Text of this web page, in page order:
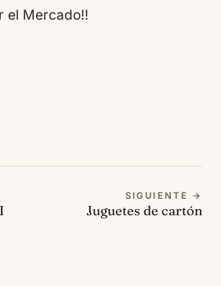
el Mercado!!
SIGUIENTE →
Juguetes de cartón